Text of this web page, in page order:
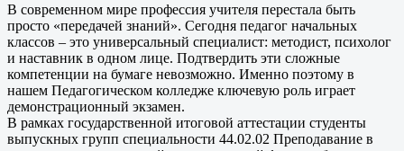
В современном мире профессия учителя перестала быть
просто «передачей знаний». Сегодня педагог начальных
классов – это универсальный специалист: методист, психолог
и наставник в одном лице. Подтвердить эти сложные
компетенции на бумаге невозможно. Именно поэтому в
нашем Педагогическом колледже ключевую роль играет
демонстрационный экзамен.
В рамках государственной итоговой аттестации студенты
выпускных групп специальности 44.02.02 Преподавание в